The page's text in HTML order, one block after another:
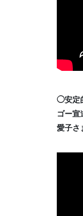
◯安定
ゴー宣
愛子さ